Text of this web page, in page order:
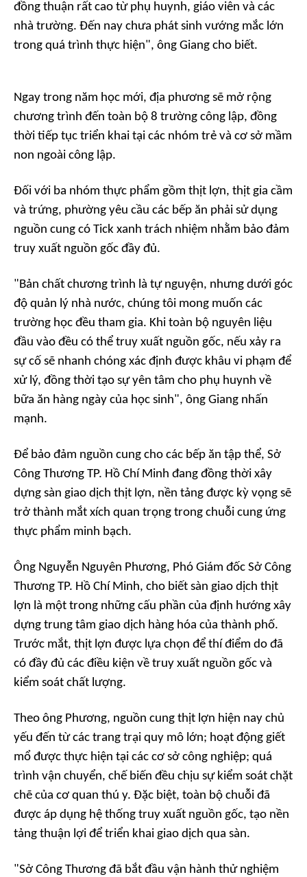
đồng thuận rất cao từ phụ huynh, giáo viên và các
nhà trường. Đến nay chưa phát sinh vướng mắc lớn
trong quá trình thực hiện", ông Giang cho biết.
Ngay trong năm học mới, địa phương sẽ mở rộng
chương trình đến toàn bộ 8 trường công lập, đồng
thời tiếp tục triển khai tại các nhóm trẻ và cơ sở mầm
non ngoài công lập.
Đối với ba nhóm thực phẩm gồm thịt lợn, thịt gia cầm
và trứng, phường yêu cầu các bếp ăn phải sử dụng
nguồn cung có Tick xanh trách nhiệm nhằm bảo đảm
truy xuất nguồn gốc đầy đủ.
"Bản chất chương trình là tự nguyện, nhưng dưới góc
độ quản lý nhà nước, chúng tôi mong muốn các
trường học đều tham gia. Khi toàn bộ nguyên liệu
đầu vào đều có thể truy xuất nguồn gốc, nếu xảy ra
sự cố sẽ nhanh chóng xác định được khâu vi phạm để
xử lý, đồng thời tạo sự yên tâm cho phụ huynh về
bữa ăn hàng ngày của học sinh", ông Giang nhấn
mạnh.
Để bảo đảm nguồn cung cho các bếp ăn tập thể, Sở
Công Thương TP. Hồ Chí Minh đang đồng thời xây
dựng sàn giao dịch thịt lợn, nền tảng được kỳ vọng sẽ
trở thành mắt xích quan trọng trong chuỗi cung ứng
thực phẩm minh bạch.
Ông Nguyễn Nguyên Phương, Phó Giám đốc Sở Công
Thương TP. Hồ Chí Minh, cho biết sàn giao dịch thịt
lợn là một trong những cấu phần của định hướng xây
dựng trung tâm giao dịch hàng hóa của thành phố.
Trước mắt, thịt lợn được lựa chọn để thí điểm do đã
có đầy đủ các điều kiện về truy xuất nguồn gốc và
kiểm soát chất lượng.
Theo ông Phương, nguồn cung thịt lợn hiện nay chủ
yếu đến từ các trang trại quy mô lớn; hoạt động giết
mổ được thực hiện tại các cơ sở công nghiệp; quá
trình vận chuyển, chế biến đều chịu sự kiểm soát chặt
chẽ của cơ quan thú y. Đặc biệt, toàn bộ chuỗi đã
được áp dụng hệ thống truy xuất nguồn gốc, tạo nền
tảng thuận lợi để triển khai giao dịch qua sàn.
"Sở Công Thương đã bắt đầu vận hành thử nghiệm